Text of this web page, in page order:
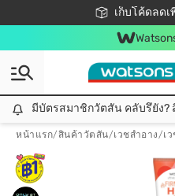
เก็บโค้ดลด
ชอปออนไลน์ครั้ง
📦ส่งฟรี!
สมาชิกวัต
มีบัตรสมาชิกวัตสัน คลับรึยัง?
หน้าแรก/สินค้าวัตสัน/เวชสำอาง/เ